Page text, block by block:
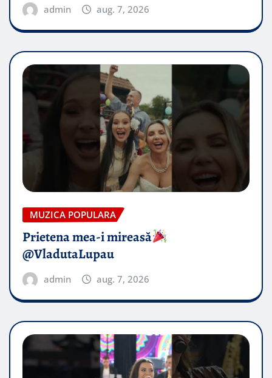
admin aug. 7, 2026
MUZICA POPULARA
Prietena mea-i mireasă​
@VladutaLupau
admin aug. 7, 2026